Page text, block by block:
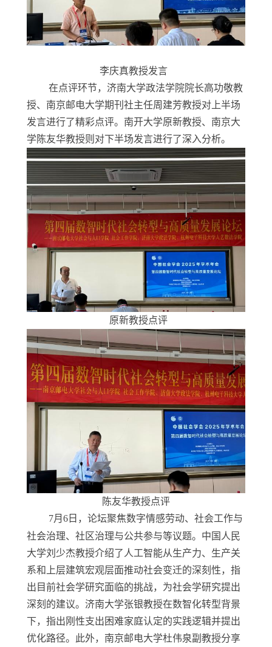
李庆真教授发言
在点评环节，济南大学政法学院院长高功敬教
授、 南京邮电大学期刊社主任周建芳教授对上半场
发言进行了精彩点评。南开大学原新教授、 南京大
学陈友华教授则对下半场发言进行了深入分析。
原新教授点评
陈友华教授点评
7月 6 日，论坛聚焦数字情感劳动、社会工作与
社会治理、社区治理与公共参与等议题。 中国人民
大学刘少杰教授介绍了人工智能从生产力、生产关
系和上层建筑宏观层面推动社会变迁的深刻性，指
出目前社会学研究面临的挑战，为社会学研究提出
深刻的建议。济南大学张银教授在数智化转型背景
下，指出刚性支出困难家庭认定的实践逻辑并提出
优化路径。此外，南京邮电大学杜伟泉副教授分享